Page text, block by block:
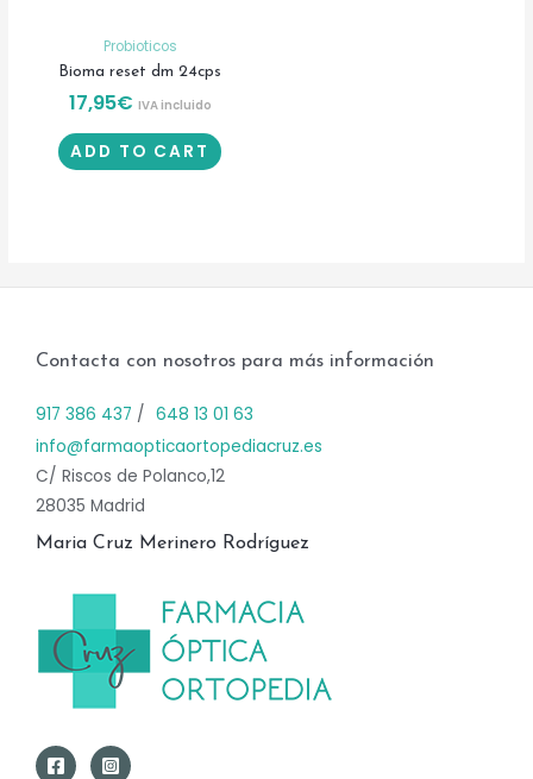
Probioticos
Bioma reset dm 24cps
17,95€ IVA incluido
ADD TO CART
Contacta con nosotros para más información
917 386 437 / 648 13 01 63
info@farmaopticaortopediacruz.es
C/ Riscos de Polanco,12
28035 Madrid
Maria Cruz Merinero Rodríguez